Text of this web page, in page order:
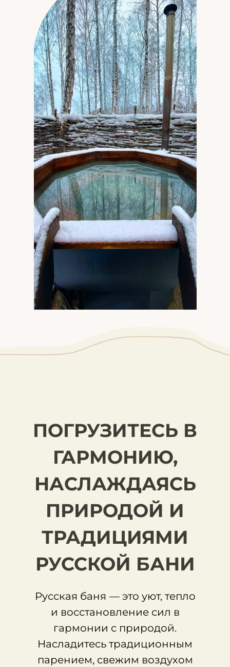
ПОГРУЗИТЕСЬ В
ГАРМОНИЮ,
НАСЛАЖДАЯСЬ
ПРИРОДОЙ И
ТРАДИЦИЯМИ
РУССКОЙ БАНИ
Русская баня — это уют, тепло
и восстановление сил в
гармонии с природой.
Насладитесь традиционным
парением, свежим воздухом